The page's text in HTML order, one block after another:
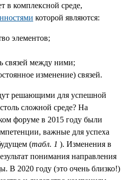
в комплексной среде,
которой являются:
элементов;
связей между ними;
изменение) связей.
решающими для успешной
сложной среде? На
форуме в 2015 году были
важные для успеха
(табл. 1 ). Изменения в
понимания направления
В 2020 году (это очень близко!)